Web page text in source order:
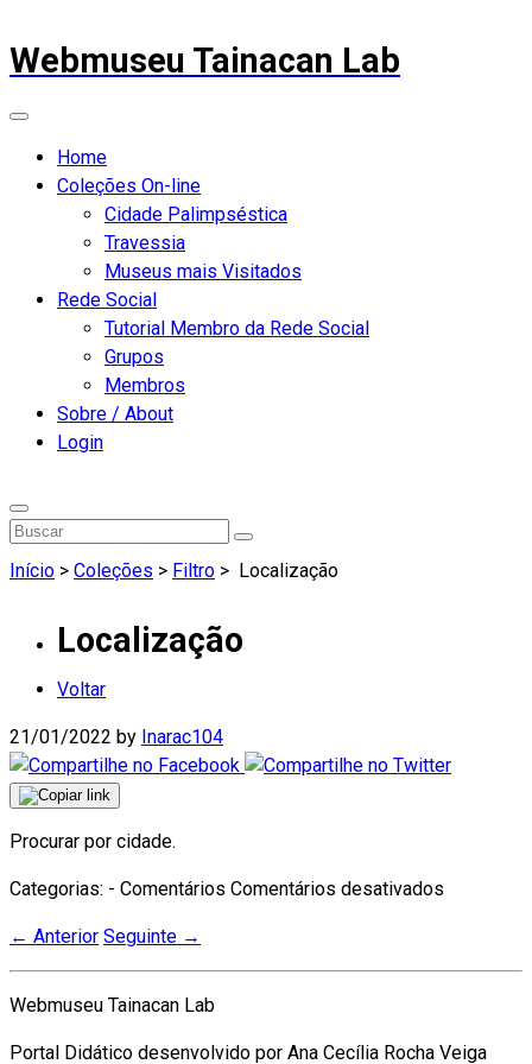
Webmuseu Tainacan Lab
Home
Coleções On-line
Cidade Palimpséstica
Travessia
Museus mais Visitados
Rede Social
Tutorial Membro da Rede Social
Grupos
Membros
Sobre / About
Login
Início > Coleções > Filtro > Localização
Localização
Voltar
21/01/2022 by Inarac104
Procurar por cidade.
Categorias: - Comentários Comentários desativados
← Anterior Seguinte →
Webmuseu Tainacan Lab
Portal Didático desenvolvido por Ana Cecília Rocha Veiga